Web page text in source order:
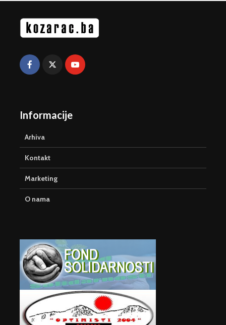
Informacije
Arhiva
Kontakt
Marketing
O nama